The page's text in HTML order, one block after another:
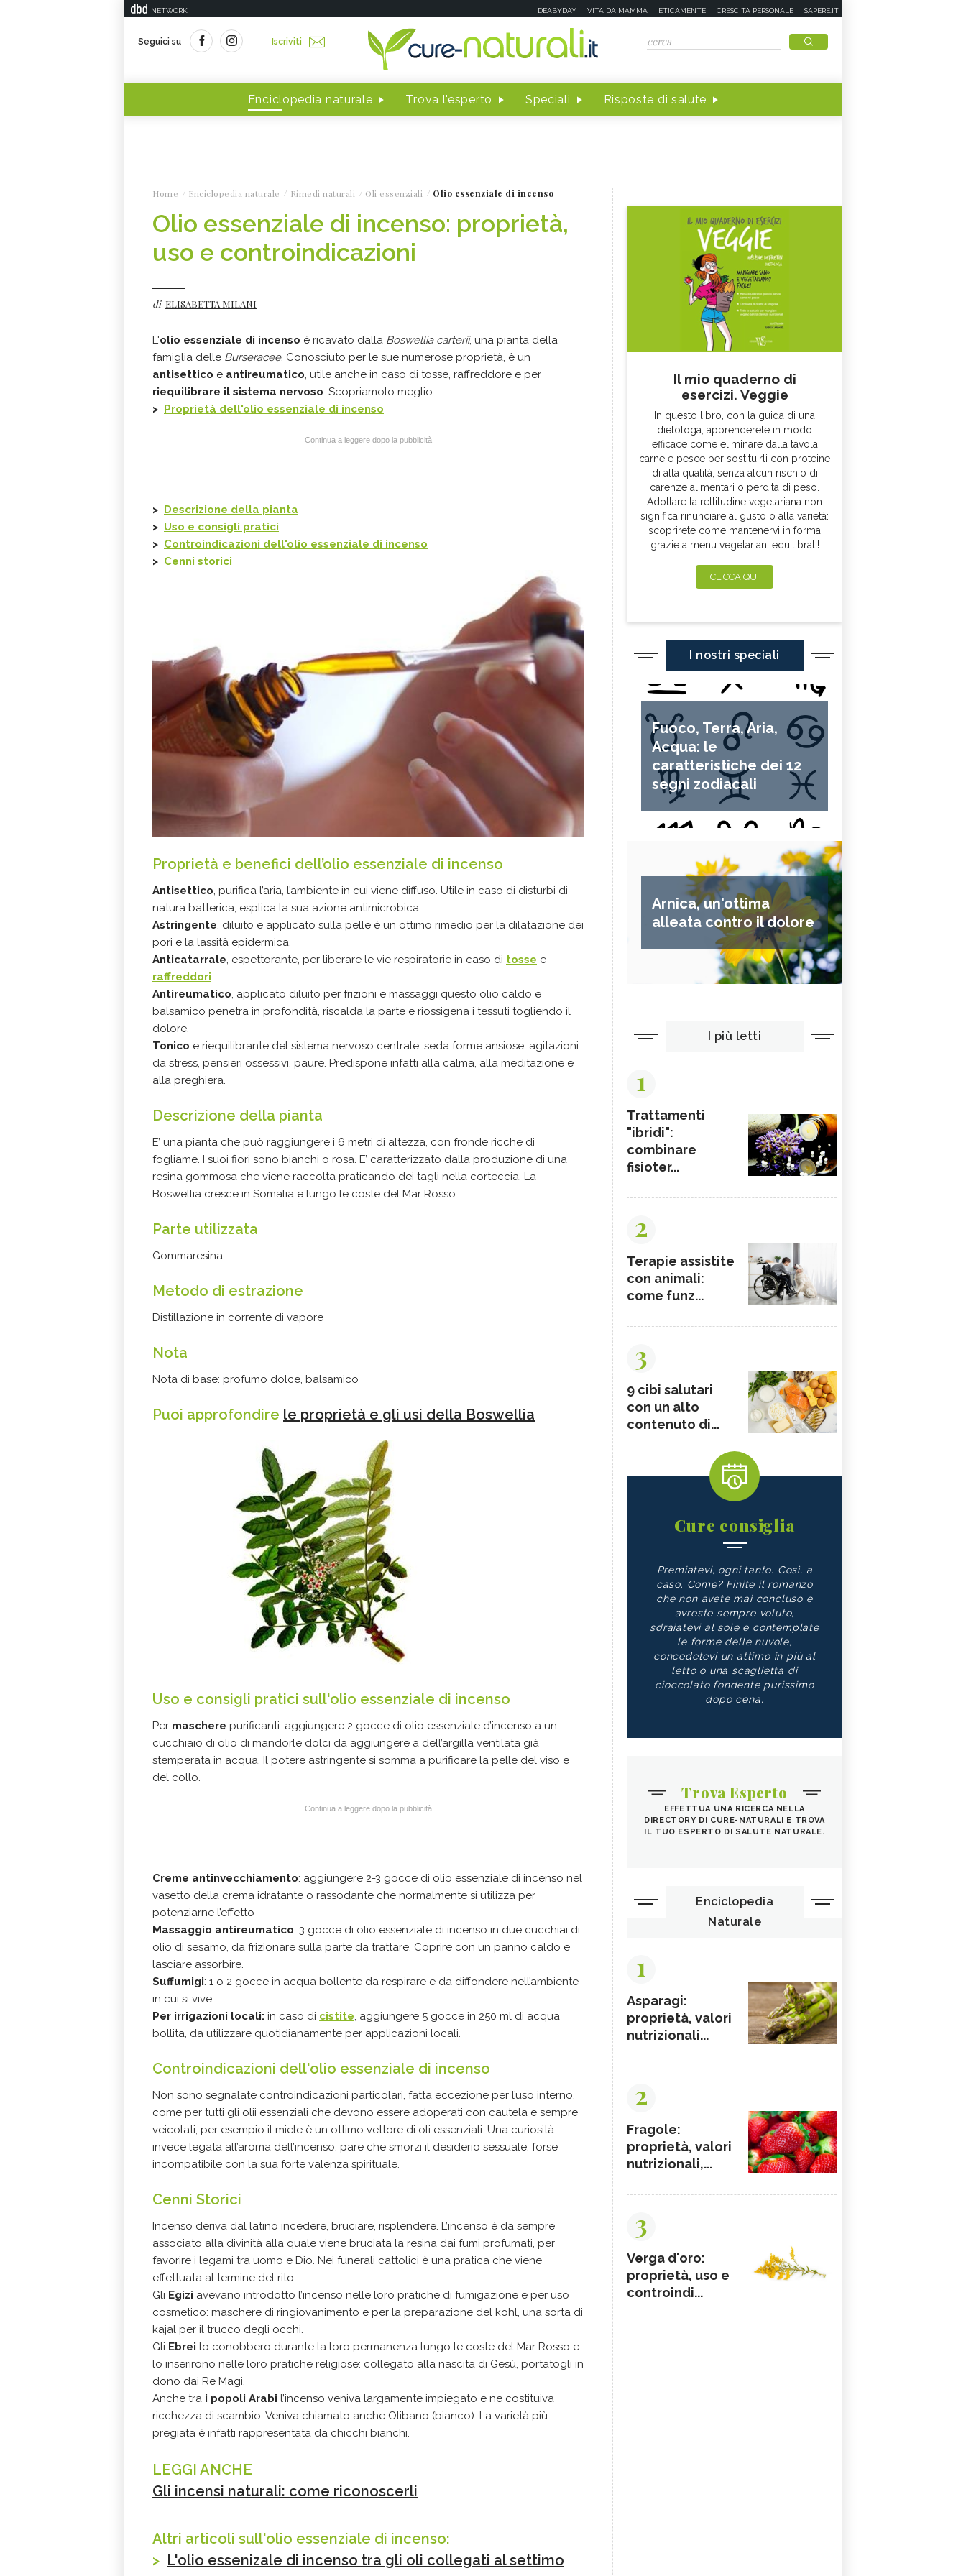
NETWORK DEABYDAY VITA DA MAMMA ETICAMENTE CRESCITA PERSONALE SAPERE.IT
Seguici su Iscriviti
Enciclopedia naturale Trova l'esperto Speciali Risposte di salute
Home Enciclopedia naturale Rimedi naturali Oli essenziali Olio essenziale di incenso
Olio essenziale di incenso: proprietà,
uso e controindicazioni
di ELISABETTA MILANI
L'olio essenziale di incenso è ricavato dalla Boswellia carterii, una pianta della
famiglia delle Burseracee. Conosciuto per le sue numerose proprietà, è un
antisettico e antireumatico, utile anche in caso di tosse, raffreddore e per
riequilibrare il sistema nervoso. Scopriamolo meglio.
> Proprietà dell'olio essenziale di incenso
Continua a leggere dopo la pubblicità
> Descrizione della pianta
> Uso e consigli pratici
> Controindicazioni dell'olio essenziale di incenso
> Cenni storici
Proprietà e benefici dell’olio essenziale di incenso
Antisettico, purifica l’aria, l’ambiente in cui viene diffuso. Utile in caso di disturbi di
natura batterica, esplica la sua azione antimicrobica.
Astringente, diluito e applicato sulla pelle è un ottimo rimedio per la dilatazione dei
pori e la lassità epidermica.
Anticatarrale, espettorante, per liberare le vie respiratorie in caso di tosse e
raffreddori
Antireumatico, applicato diluito per frizioni e massaggi questo olio caldo e
balsamico penetra in profondità, riscalda la parte e riossigena i tessuti togliendo il
dolore.
Tonico e riequilibrante del sistema nervoso centrale, seda forme ansiose, agitazioni
da stress, pensieri ossessivi, paure. Predispone infatti alla calma, alla meditazione e
alla preghiera.
Descrizione della pianta
E’ una pianta che può raggiungere i 6 metri di altezza, con fronde ricche di
fogliame. I suoi fiori sono bianchi o rosa. E’ caratterizzato dalla produzione di una
resina gommosa che viene raccolta praticando dei tagli nella corteccia. La
Boswellia cresce in Somalia e lungo le coste del Mar Rosso.
Parte utilizzata
Gommaresina
Metodo di estrazione
Distillazione in corrente di vapore
Nota
Nota di base: profumo dolce, balsamico
Puoi approfondire le proprietà e gli usi della Boswellia
Uso e consigli pratici sull'olio essenziale di incenso
Per maschere purificanti: aggiungere 2 gocce di olio essenziale d’incenso a un
cucchiaio di olio di mandorle dolci da aggiungere a dell’argilla ventilata già
stemperata in acqua. Il potere astringente si somma a purificare la pelle del viso e
del collo.
Continua a leggere dopo la pubblicità
Creme antinvecchiamento: aggiungere 2-3 gocce di olio essenziale di incenso nel
vasetto della crema idratante o rassodante che normalmente si utilizza per
potenziarne l’effetto
Massaggio antireumatico: 3 gocce di olio essenziale di incenso in due cucchiai di
olio di sesamo, da frizionare sulla parte da trattare. Coprire con un panno caldo e
lasciare assorbire.
Suffumigi: 1 o 2 gocce in acqua bollente da respirare e da diffondere nell’ambiente
in cui si vive.
Per irrigazioni locali: in caso di cistite, aggiungere 5 gocce in 250 ml di acqua
bollita, da utilizzare quotidianamente per applicazioni locali.
Controindicazioni dell'olio essenziale di incenso
Non sono segnalate controindicazioni particolari, fatta eccezione per l’uso interno,
come per tutti gli olii essenziali che devono essere adoperati con cautela e sempre
veicolati, per esempio il miele è un ottimo vettore di oli essenziali. Una curiosità
invece legata all’aroma dell’incenso: pare che smorzi il desiderio sessuale, forse
incompatibile con la sua forte valenza spirituale.
Cenni Storici
Incenso deriva dal latino incedere, bruciare, risplendere. L’incenso è da sempre
associato alla divinità alla quale viene bruciata la resina dai fumi profumati, per
favorire i legami tra uomo e Dio. Nei funerali cattolici è una pratica che viene
effettuata al termine del rito.
Gli Egizi avevano introdotto l’incenso nelle loro pratiche di fumigazione e per uso
cosmetico: maschere di ringiovanimento e per la preparazione del kohl, una sorta di
kajal per il trucco degli occhi.
Gli Ebrei lo conobbero durante la loro permanenza lungo le coste del Mar Rosso e
lo inserirono nelle loro pratiche religiose: collegato alla nascita di Gesù, portatogli in
dono dai Re Magi.
Anche tra i popoli Arabi l’incenso veniva largamente impiegato e ne costituiva
ricchezza di scambio. Veniva chiamato anche Olibano (bianco). La varietà più
pregiata è infatti rappresentata da chicchi bianchi.
LEGGI ANCHE
Gli incensi naturali: come riconoscerli
Altri articoli sull'olio essenziale di incenso:
> L'olio essenizale di incenso tra gli oli collegati al settimo
Il mio quaderno di
esercizi. Veggie
In questo libro, con la guida di una
dietologa, apprenderete in modo
efficace come eliminare dalla tavola
carne e pesce per sostituirli con proteine
di alta qualità, senza alcun rischio di
carenze alimentari o perdita di peso.
Adottare la rettitudine vegetariana non
significa rinunciare al gusto o alla varietà:
scoprirete come mantenervi in forma
grazie a menu vegetariani equilibrati!
CLICCA QUI
I nostri speciali
Fuoco, Terra, Aria,
Acqua: le
caratteristiche dei 12
segni zodiacali
Arnica, un'ottima
alleata contro il dolore
I più letti
1
Trattamenti
"ibridi":
combinare
fisioter...
2
Terapie assistite
con animali:
come funz...
3
9 cibi salutari
con un alto
contenuto di...
Cure consiglia
Premiatevi, ogni tanto. Così, a
caso. Come? Finite il romanzo
che non avete mai concluso e
avreste sempre voluto,
sdraiatevi al sole e contemplate
le forme delle nuvole,
concedetevi un attimo in più al
letto o una scaglietta di
cioccolato fondente purissimo
dopo cena.
Trova Esperto
EFFETTUA UNA RICERCA NELLA
DIRECTORY DI CURE-NATURALI E TROVA
IL TUO ESPERTO DI SALUTE NATURALE.
Enciclopedia
Naturale
1
Asparagi:
proprietà, valori
nutrizionali...
2
Fragole:
proprietà, valori
nutrizionali,...
3
Verga d'oro:
proprietà, uso e
controindi...